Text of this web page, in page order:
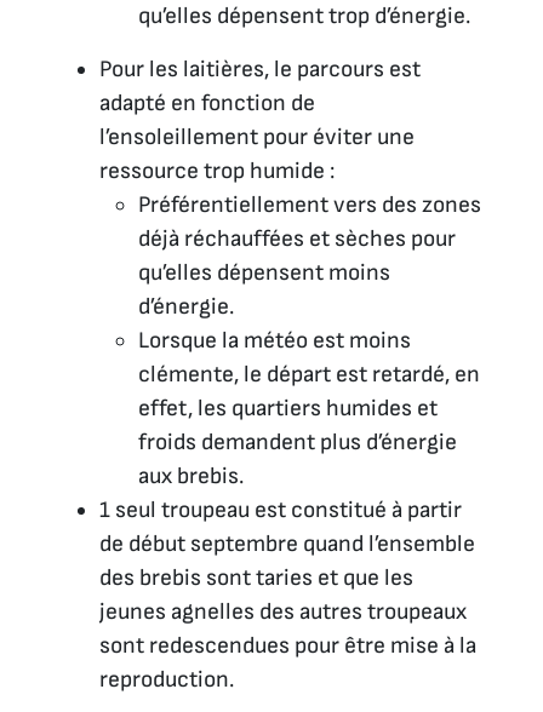
qu’elles dépensent trop d’énergie.
Pour les laitières, le parcours est
adapté en fonction de
l’ensoleillement pour éviter une
ressource trop humide :
Préférentiellement vers des zones
déjà réchauffées et sèches pour
qu’elles dépensent moins
d’énergie.
Lorsque la météo est moins
clémente, le départ est retardé, en
effet, les quartiers humides et
froids demandent plus d’énergie
aux brebis.
1 seul troupeau est constitué à partir
de début septembre quand l’ensemble
des brebis sont taries et que les
jeunes agnelles des autres troupeaux
sont redescendues pour être mise à la
reproduction.